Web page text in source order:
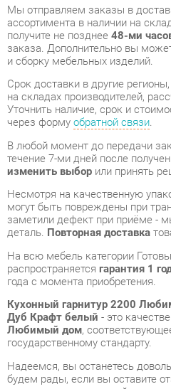
Срок доставки в другие регионы,
на складах производителей,
Уточнить наличие, срок и
через формуобратной связи.
течение 7-ми дней после
изменить выборили принять
Несмотря на качественную
заметили дефект при приёме -
деталь.Повторная доставка
распространяетсягарантия 1 год,
года с момента приобретения.
Кухонный гарнитур 2200
Дуб Крафт белый
- это
Любимый дом, соответствующее
государственному стандарту.
Надеемся, вы останетесь
будем рады, если вы оставите
использования, который
будущим покупателям.
Кроме формыобратной связи
консультацию, фото и
e-mail, телефону в
Telegram и WhatsApp.